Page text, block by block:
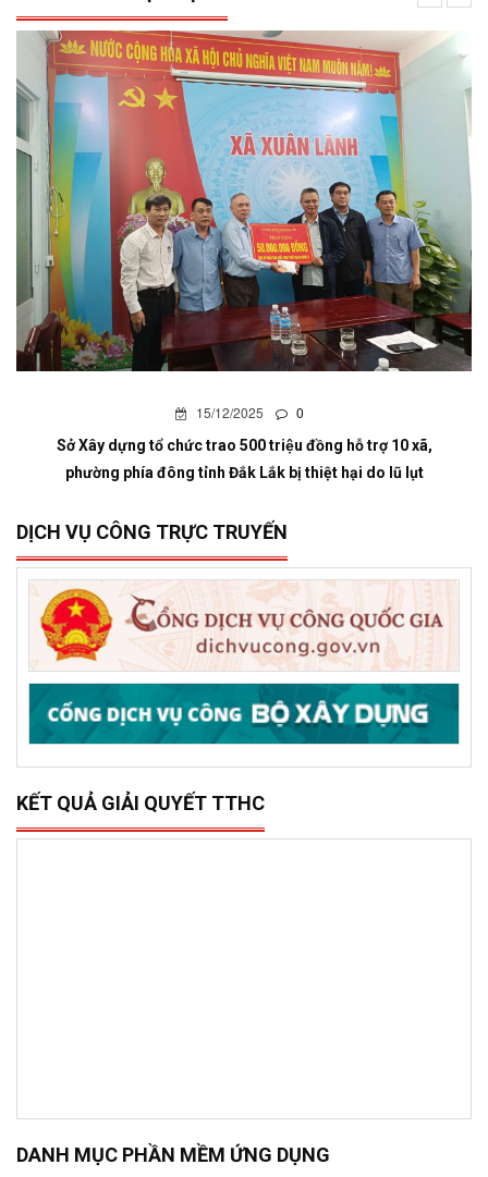
15/12/2025 0
Sở Xây dựng tổ chức trao 500 triệu đồng hỗ trợ 10 xã,
phường phía đông tỉnh Đắk Lắk bị thiệt hại do lũ lụt
DỊCH VỤ CÔNG TRỰC TRUYẾN
KẾT QUẢ GIẢI QUYẾT TTHC
DANH MỤC PHẦN MỀM ỨNG DỤNG